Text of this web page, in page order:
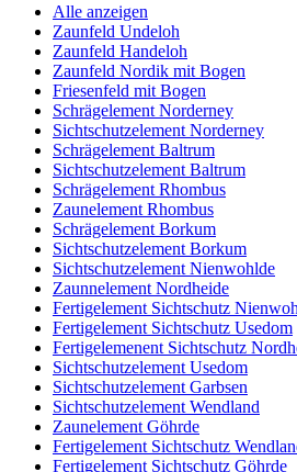
Alle anzeigen
Zaunfeld Undeloh
Zaunfeld Handeloh
Zaunfeld Nordik mit Bogen
Friesenfeld mit Bogen
Schrägelement Norderney
Sichtschutzelement Norderney
Schrägelement Baltrum
Sichtschutzelement Baltrum
Schrägelement Rhombus
Zaunelement Rhombus
Schrägelement Borkum
Sichtschutzelement Borkum
Sichtschutzelement Nienwohlde
Zaunnelement Nordheide
Fertigelement Sichtschutz
Fertigelement Sichtschutz Usedom
Fertigelemenent Sichtschutz
Sichtschutzelement Usedom
Sichtschutzelement Garbsen
Sichtschutzelement Wendland
Zaunelement Göhrde
Fertigelement Sichtschutz
Fertigelement Sichtschutz Göhrde